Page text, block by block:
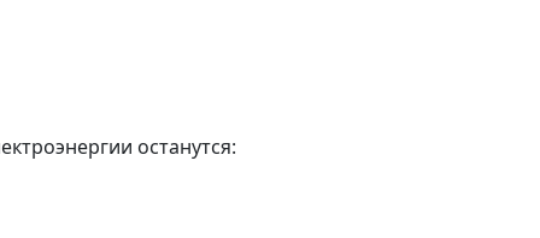
останутся: